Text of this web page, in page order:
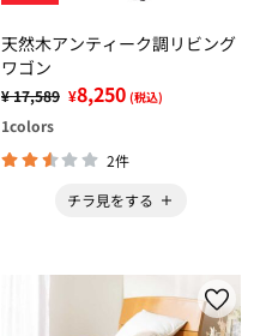
天然木アンティーク調リビング
ワゴン
¥ 17,589 ¥8,250 (税込)
1colors
2件
チラ見をする